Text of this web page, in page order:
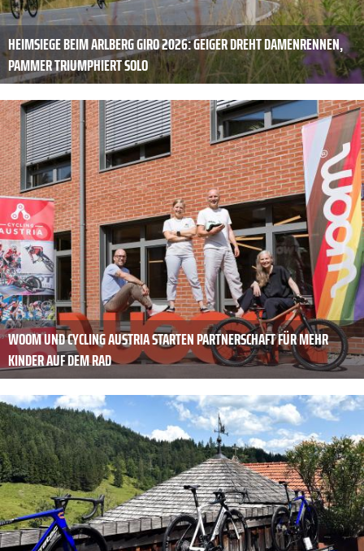
HEIMSIEGE BEIM ARLBERG GIRO 2026: GEIGER DREHT DAMENRENNEN,
PAMMER TRIUMPHIERT SOLO
WOOM UND CYCLING AUSTRIA STARTEN PARTNERSCHAFT FÜR MEHR
KINDER AUF DEM RAD